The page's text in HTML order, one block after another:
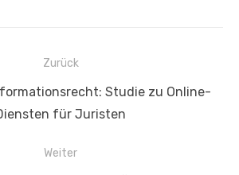
Zurück
Studie zu Online-
für Juristen
Weiter